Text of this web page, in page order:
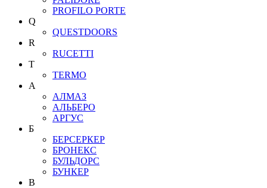
PROFILO PORTE
Q
QUESTDOORS
R
RUCETTI
T
TERMO
А
АЛМАЗ
АЛЬБЕРО
АРГУС
Б
БЕРСЕРКЕР
БРОНЕКС
БУЛЬДОРС
БУНКЕР
В